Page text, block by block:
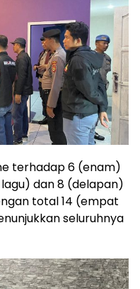
terhadap 6 (enam)
dan 8 (delapan)
total 14 (empat
seluruhnya